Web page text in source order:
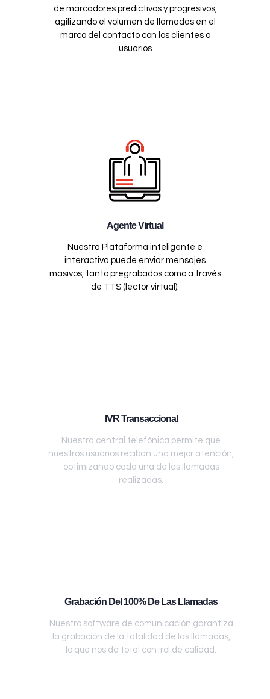
de marcadores predictivos y progresivos,
agilizando el volumen de llamadas en el
marco del contacto con los clientes o
usuarios
Agente Virtual
Nuestra Plataforma inteligente e
interactiva puede enviar mensajes
masivos, tanto pregrabados como a través
de TTS (lector virtual).
IVR Transaccional
Nuestra central telefónica permite que
nuestros usuarios reciban una mejor atención,
optimizando cada una de las llamadas
realizadas.
Grabación Del 100% De Las Llamadas
Nuestro software de comunicación garantiza
la grabación de la totalidad de las llamadas,
lo que nos da total control de calidad.